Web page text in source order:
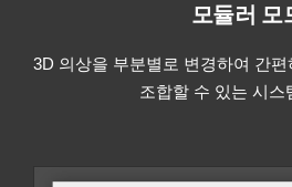
모듈러 모
3D 의상을 부분별로 변경하여 간
조합할 수 있는 시스